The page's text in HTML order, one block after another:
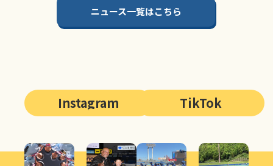
ニュース一覧はこちら
Instagram TikTok